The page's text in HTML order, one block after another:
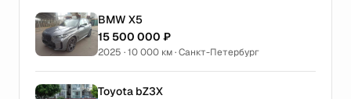
BMW X5
15 500 000 ₽
2025 · 10 000 км · Санкт-Петербург
Toyota bZ3X